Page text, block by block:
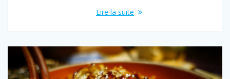
Lire la suite